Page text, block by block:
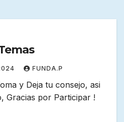
FUNDA.P
y Deja tu consejo, asi
Gracias por Participar !